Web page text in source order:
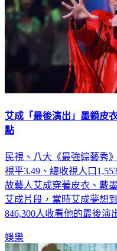
艾成「最後演出」墨鏡皮
點
民視、八大《最強綜藝秀
視平3.49、總收視人口
故藝人艾成穿著皮衣、戴
艾成片段，當時艾成夢想
846,300人收看他的最後演
娛樂